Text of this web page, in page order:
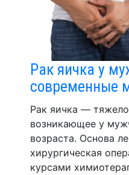
Рак яичка у
современные
Рак яичка —
возникающее у
возраста. Основа
хирургическая
курсами